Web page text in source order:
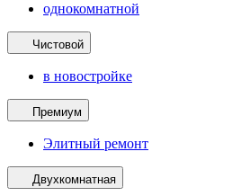
однокомнатной
Чистовой
в новостройке
Премиум
Элитный ремонт
Двухкомнатная